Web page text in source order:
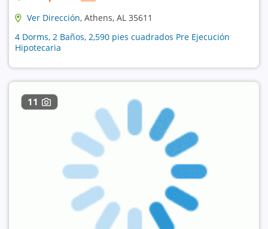
Ver Dirección, Athens, AL 35611
4 Dorms, 2 Baños, 2,590 pies cuadrados Pre Ejecución
Hipotecaria
11